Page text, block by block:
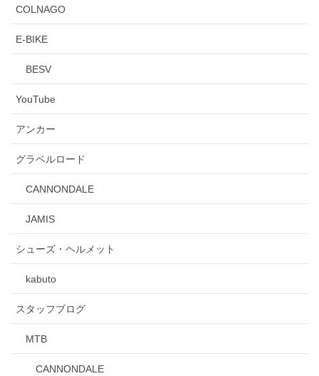
COLNAGO
E-BIKE
BESV
YouTube
アンカー
グラベルロード
CANNONDALE
JAMIS
シューズ・ヘルメット
kabuto
スタッフブログ
MTB
CANNONDALE